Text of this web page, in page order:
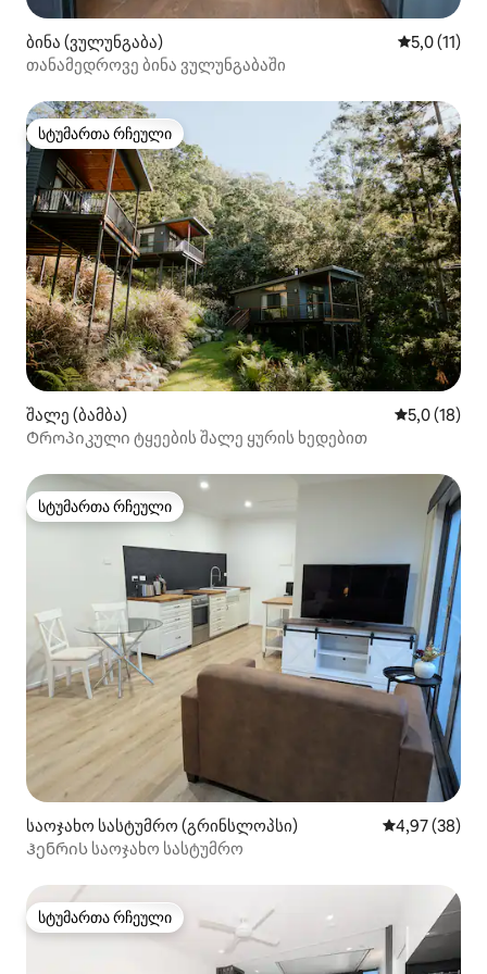
ბინა (ვულუნგაბა) საშუალო
5,0 (11)
თანამედროვე ბინა ვულუნგაბაში
სტუმართა რჩეული
სტუმართა რჩეული
შალე (ბამბა) საშუალო
5,0 (18)
Ტროპიკული ტყეების შალე ყურის ხედებით
სტუმართა რჩეული
სტუმართა რჩეული
საოჯახო სასტუმრო (გრინსლოპსი) საშუალო
4,97 (38)
Ჰენრის საოჯახო სასტუმრო
სტუმართა რჩეული
სტუმართა რჩეული